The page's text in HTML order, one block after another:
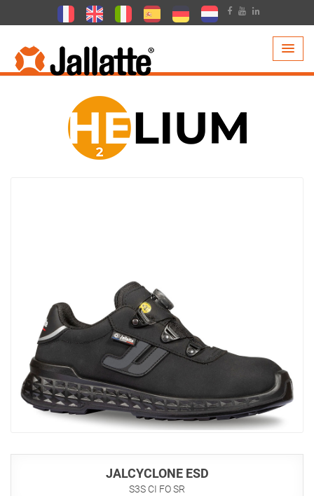
PRODUITS > COLLECTIONS >
JALCYCLONE ESD
S3S CI FO SR